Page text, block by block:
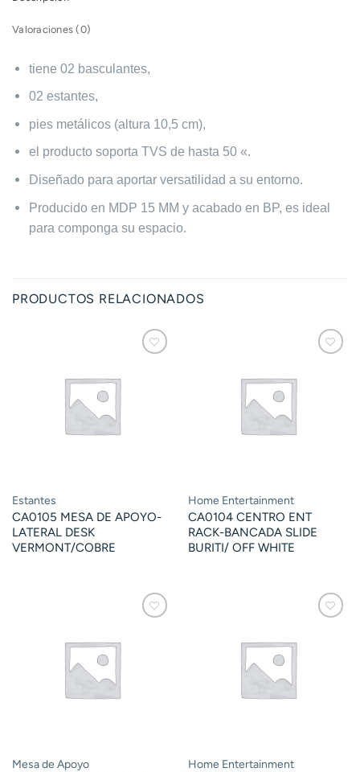
Valoraciones (0)
tiene 02 basculantes,
02 estantes,
pies metálicos (altura 10,5 cm),
el producto soporta TVS de hasta 50 «.
Diseñado para aportar versatilidad a su entorno.
Producido en MDP 15 MM y acabado en BP, es ideal
para componga su espacio.
PRODUCTOS RELACIONADOS
Estantes
CA0105 MESA DE APOYO-
LATERAL DESK
VERMONT/COBRE
Home Entertainment
CA0104 CENTRO ENT
RACK-BANCADA SLIDE
BURITI/ OFF WHITE
Mesa de Apoyo Home Entertainment